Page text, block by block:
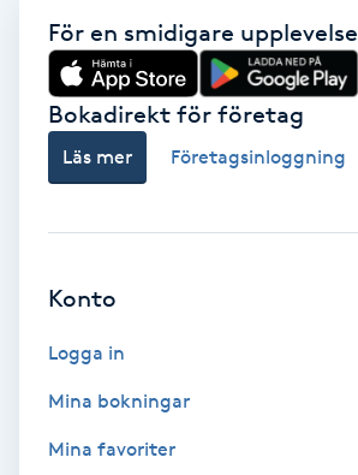
Fet hårbotten
Fettreducering
Fotsvamp
Fotvård
För en smidigare upplevelse
Bokadirekt för företag
Läs mer Företagsinloggning
Konto
Logga in
Mina bokningar
Mina favoriter